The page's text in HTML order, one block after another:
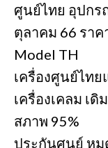
ศูนย์ไทย อุปกร
ตุลาคม 66 ราค
Model TH
เครื่องศูนย์ไทย
เครื่องเคลม เดิ
สภาพ 95%
ประกันศูนย์ หม